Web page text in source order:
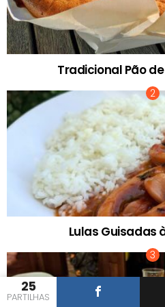
25
PARTILHAS
Tradicional Pão
Lulas Guisadas